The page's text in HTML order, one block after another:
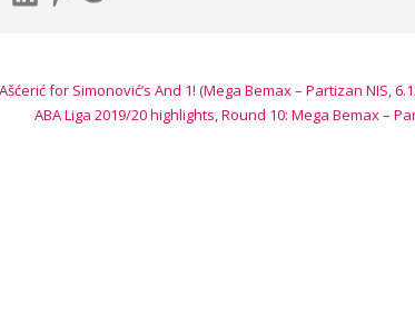
for Simonović’s And 1! (Mega Bemax – Partizan NIS,
ABA Liga 2019/20 highlights, Round 10: Mega Bemax –